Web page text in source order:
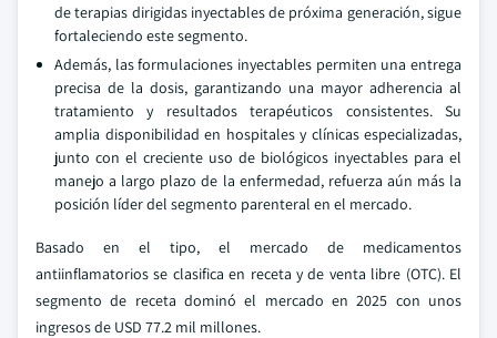
de terapias dirigidas inyectables de próxima generación, sigue
fortaleciendo este segmento.
Además, las formulaciones inyectables permiten una entrega
precisa de la dosis, garantizando una mayor adherencia al
tratamiento y resultados terapéuticos consistentes. Su
amplia disponibilidad en hospitales y clínicas especializadas,
junto con el creciente uso de biológicos inyectables para el
manejo a largo plazo de la enfermedad, refuerza aún más la
posición líder del segmento parenteral en el mercado.
Basado en el tipo, el mercado de medicamentos
antiinflamatorios se clasifica en receta y de venta libre (OTC). El
segmento de receta dominó el mercado en 2025 con unos
ingresos de USD 77.2 mil millones.